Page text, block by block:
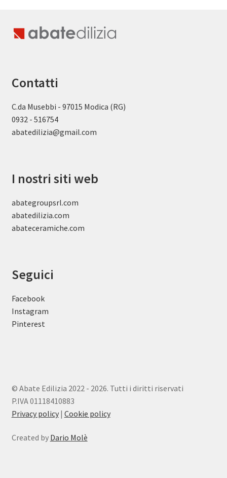
Contatti
C.da Musebbi - 97015 Modica (RG)
0932 - 516754
abatedilizia@gmail.com
I nostri siti web
abategroupsrl.com
abatedilizia.com
abateceramiche.com
Seguici
Facebook
Instagram
Pinterest
© Abate Edilizia 2022 - 2026. Tutti i diritti riservati
P.IVA 01118410883
Privacy policy| Cookie policy
Created by Dario Molè